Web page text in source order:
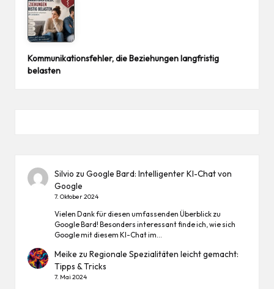
Kommunikationsfehler, die Beziehungen langfristig
belasten
Silvio zuGoogle Bard: Intelligenter KI-Chat von
Google
7. Oktober 2024
Vielen Dank für diesen umfassenden Überblick zu
Google Bard! Besonders interessant finde ich, wie sich
Google mit diesem KI-Chat im…
Meike zuRegionale Spezialitäten leicht gemacht:
Tipps & Tricks
7. Mai 2024